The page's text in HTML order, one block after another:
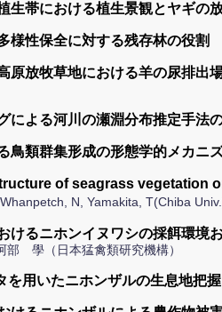
生帯における植生景観とヤギの
様性保全に対する残存林の役割
原放牧草地における羊の尿排出
による河川の瀬淵分布推定手法
鳥類群集形成の形態学的メカニ
of seagrass vegetation
N, Yamakita, T(Chiba
けるニホンイヌワシの採餌環境
學（日本猛禽類研究機構）
を用いたニホンザルの生息地把握